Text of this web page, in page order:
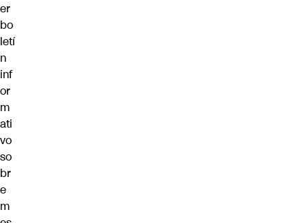
er
bo
letí
n
inf
or
m
ati
vo
so
br
e
m